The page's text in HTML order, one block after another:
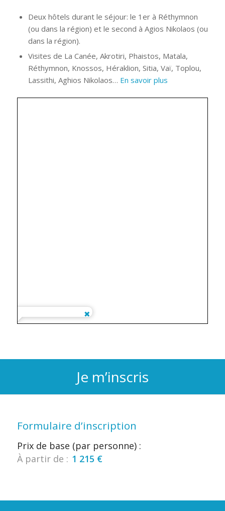
Deux hôtels durant le séjour: le 1er à Réthymnon
(ou dans la région) et le second à Agios Nikolaos (ou
dans la région).
Visites de La Canée, Akrotiri, Phaistos, Matala,
Réthymnon, Knossos, Héraklion, Sitia, Vaï, Toplou,
Lassithi, Aghios Nikolaos… En savoir plus
Je m’inscris
Formulaire d’inscription
Prix de base (par personne) :
À partir de : 1 215 €